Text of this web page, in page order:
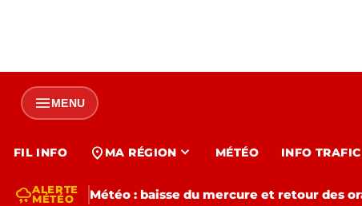
menuMENU
FIL INFO location_on MA RÉGION expand_more MÉTÉO INFO TRAFIC
thunderstormALERTE
MÉTÉO
Météo : baisse du mercure et retour des